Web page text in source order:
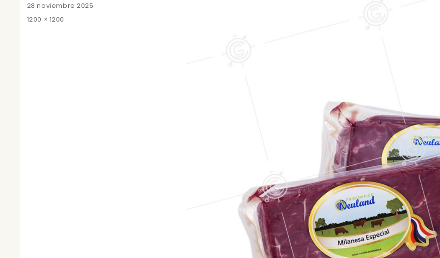
Posted
on
28 noviembre 2025
Full
1200 × 1200